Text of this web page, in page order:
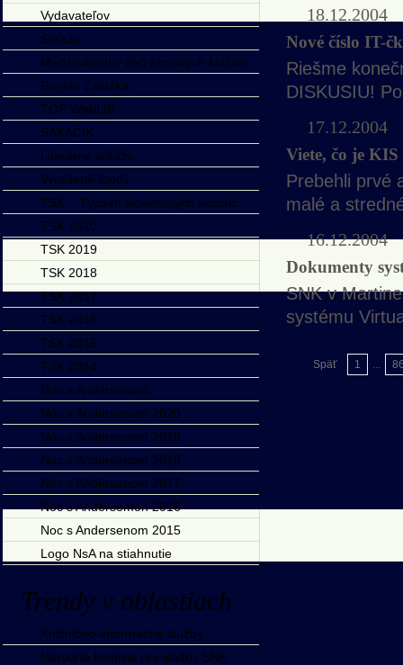
18.12.2004
Nové číslo IT-
Riešme
DISKUSIU!
17.12.2004
Viete, čo je
Prebehli prvé
malé a
16.12.2004
Dokumenty
SNK v
systému
Späť 1 ...
Vydavateľov
Súťaže
Medzinárodný deň školských knižníc
Projekt Záložka
TOP WebLIB
SAKAČIK
Literárne súťaže
Vyradené fondy
TSK – Týždeň slovenských knižníc
TSK 2020
TSK 2019
TSK 2018
TSK 2017
TSK 2016
TSK 2015
TSK 2014
Noc s Andersenom
Noc s Andersenom 2020
Noc s Andersenom 2019
Noc s Andersenom 2018
Noc s Andersenom 2017
Noc s Andersemon 2016
Noc s Andersenom 2015
Logo NsA na stiahnutie
Trendy v oblastiach
Knižnično-informačné služby
Národná komisia pre služby SNK